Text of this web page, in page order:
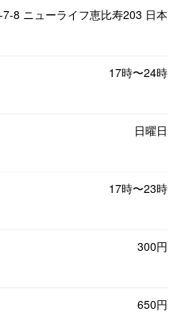
8 ニューライフ恵比寿203 日本
17時〜24時
日曜日
17時〜23時
300円
650円